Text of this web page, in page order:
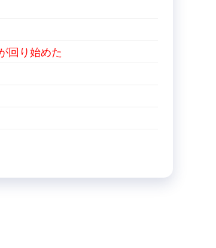
回り始めた